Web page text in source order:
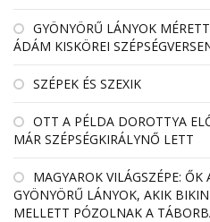
GYÖNYÖRŰ LÁNYOK
ÁDÁM KISKÖREI
SZÉPEK ÉS SZEXIK
OTT A PÉLDA DOROTTYA
MÁR SZÉPSÉGKIRÁLYNŐ LETT
MAGYAROK VILÁGSZÉPE:
GYÖNYÖRŰ LÁNYOK, AKIK
MELLETT PÓZOLNAK A